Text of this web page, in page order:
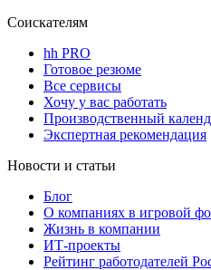
Соискателям
hh PRO
Готовое резюме
Все сервисы
Хочу у вас работать
Производственный
Экспертная рекомендация
Новости и статьи
Блог
О компаниях в игровой
Жизнь в компании
ИТ-проекты
Рейтинг работодателей